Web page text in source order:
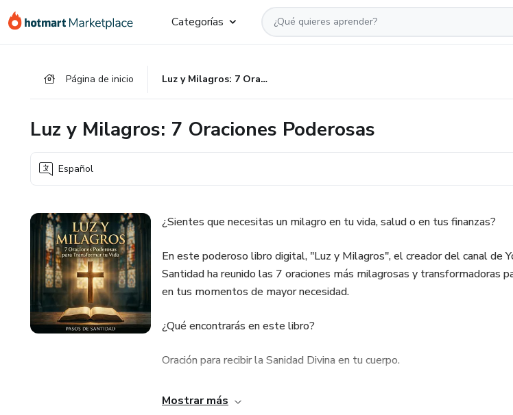
Categorías
Página de inicio Luz y Milagros: 7 Oraciones Poderosas
Luz y Milagros: 7 Oraciones Poderosas
Español
¿Sientes que necesitas un milagro en tu vida, salud o en tus finanzas?
En este poderoso libro digital, "Luz y Milagros", el creador del canal de
Santidad ha reunido las 7 oraciones más milagrosas y transformadoras
en tus momentos de mayor necesidad.
¿Qué encontrarás en este libro?
Oración para recibir la Sanidad Divina en tu cuerpo.
Oración para la Restauración y Protección de tu Familia.
Mostrar más